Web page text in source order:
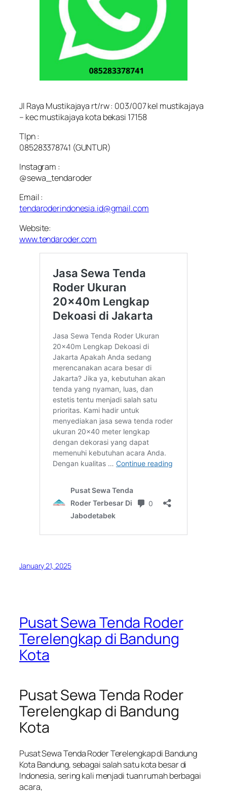
Jl Raya Mustikajaya rt/rw : 003/007 kel mustikajaya
– kec mustikajaya kota bekasi 17158
Tlpn :
085283378741 (GUNTUR)
Instagram :
@sewa_tendaroder
Email :
tendaroderindonesia.id@gmail.com
Website:
www.tendaroder.com
January 21, 2025
Pusat Sewa Tenda Roder
Terelengkap di Bandung
Kota
Pusat Sewa Tenda Roder
Terelengkap di Bandung
Kota
Pusat Sewa Tenda Roder Terelengkap di Bandung
Kota Bandung, sebagai salah satu kota besar di
Indonesia, sering kali menjadi tuan rumah berbagai
acara,